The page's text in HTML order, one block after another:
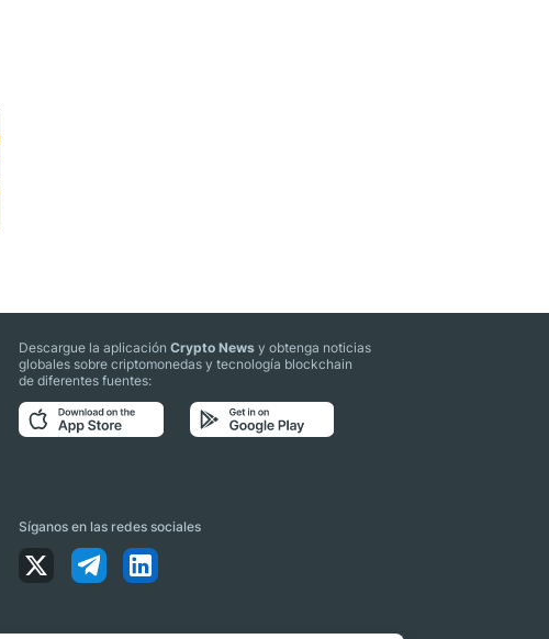
Descargue la aplicaciónCrypto News y obtenga noticias
globales sobre criptomonedas y tecnología blockchain
de diferentes fuentes:
Síganos en las redes sociales